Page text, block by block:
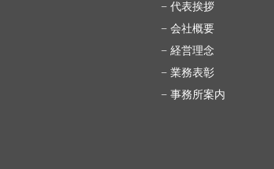
− 代表挨拶
− 会社概要
− 経営理念
− 業務表彰
− 事務所案内